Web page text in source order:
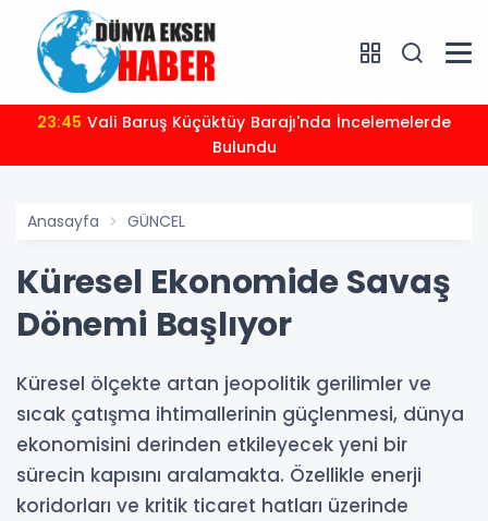
23:45
Bulundu
Anasayfa GÜNCEL
Küresel Ekonomide Savaş
Dönemi Başlıyor
Küresel ölçekte artan jeopolitik gerilimler ve
sıcak çatışma ihtimallerinin güçlenmesi, dünya
ekonomisini derinden etkileyecek yeni bir
sürecin kapısını aralamakta. Özellikle enerji
koridorları ve kritik ticaret hatları üzerinde